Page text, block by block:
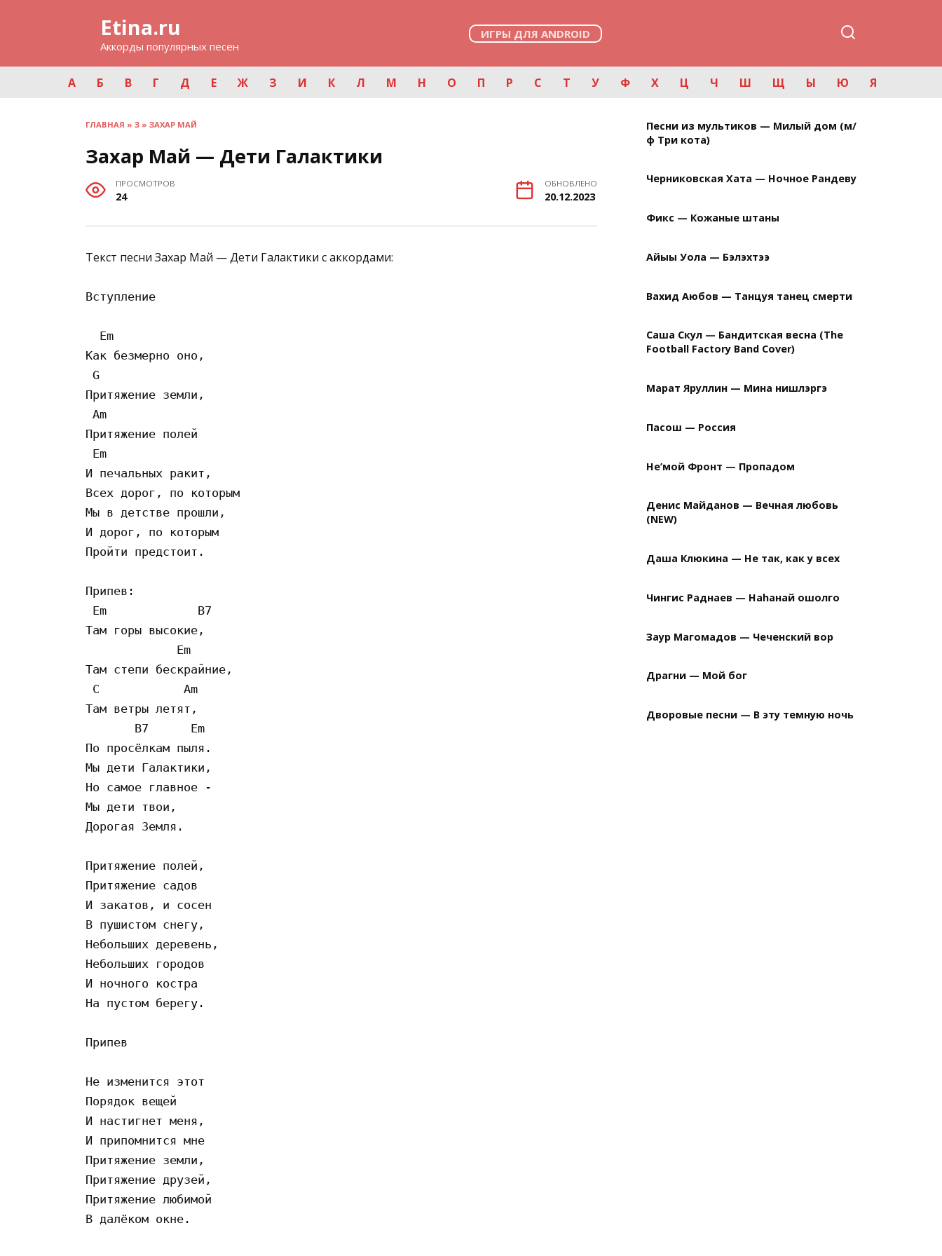
Etina.ru
Аккорды популярных песен
ИГРЫ ДЛЯ ANDROID
А Б В Г Д Е Ж З И К Л М Н О П Р С Т У Ф Х Ц Ч Ш Щ Ы Ю Я
ГЛАВНАЯ » З » ЗАХАР МАЙ
Захар Май — Дети Галактики
ПРОСМОТРОВ
24
ОБНОВЛЕНО
20.12.2023
Текст песни Захар Май — Дети Галактики с аккордами:
Вступление
  Em
Как безмерно оно,
G
Притяжение земли,
Am
Притяжение полей
Em
И печальных ракит,
Всех дорог, по которым
Мы в детстве прошли,
И дорог, по которым
Пройти предстоит.
Припев:
Em             B7
Там горы высокие,
             Em
Там степи бескрайние,
C            Am
Там ветры летят,
       B7      Em
По просёлкам пыля.
Мы дети Галактики,
Но самое главное -
Мы дети твои,
Дорогая Земля.
Притяжение полей,
Притяжение садов
И закатов, и сосен
В пушистом снегу,
Небольших деревень,
Небольших городов
И ночного костра
На пустом берегу.
Припев
Не изменится этот
Порядок вещей
И настигнет меня,
И припомнится мне
Притяжение земли,
Притяжение друзей,
Притяжение любимой
Песни из мультиков — Милый дом (м/
ф Три кота)
Черниковская Хата — Ночное Рандеву
Фикс — Кожаные штаны
Айыы Уола — Бэлэхтээ
Вахид Аюбов — Танцуя танец смерти
Саша Скул — Бандитская весна (The
Football Factory Band Cover)
Марат Яруллин — Мина нишлэргэ
Пасош — Россия
Не’мой Фронт — Пропадом
Денис Майданов — Вечная любовь
(NEW)
Даша Клюкина — Не так, как у всех
Чингис Раднаев — Наhанай ошолго
Заур Магомадов — Чеченский вор
Драгни — Мой бог
Дворовые песни — В эту темную ночь